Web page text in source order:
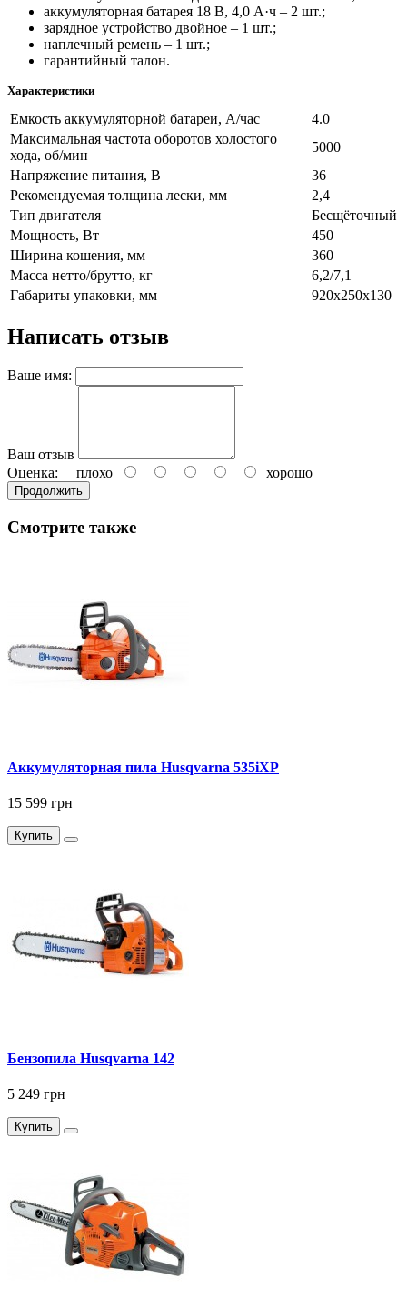
аккумуляторная батарея 18 В, 4,0 А·ч – 2 шт.;
зарядное устройство двойное – 1 шт.;
наплечный ремень – 1 шт.;
гарантийный талон.
Характеристики
Емкость аккумуляторной батареи, А/час
4.0
Максимальная частота оборотов холостого
хода, об/мин
5000
Напряжение питания, В
36
Рекомендуемая толщина лески, мм
2,4
Тип двигателя
Бесщёточный
Мощность, Вт
450
Ширина кошения, мм
360
Масса нетто/брутто, кг
6,2/7,1
Габариты упаковки, мм
920х250х130
Написать отзыв
Ваше имя:
Ваш отзыв
Оценка: плохо хорошо
Продолжить
Смотрите также
Аккумуляторная пила Husqvarna 535iXP
15 599 грн
Купить
Бензопила Husqvarna 142
5 249 грн
Купить